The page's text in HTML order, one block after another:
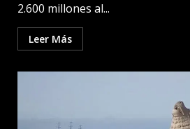
2.600 millones al...
Leer Más